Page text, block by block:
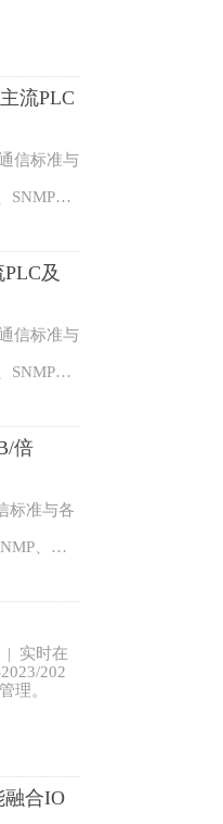
流PLC
信标准与
SNMP、
现场多协
等多类
及
信标准与
SNMP、
现场多协
等多类
倍
标准与各
、MQ
场多协议
多类场
| 实时在
202
理。
融合IO